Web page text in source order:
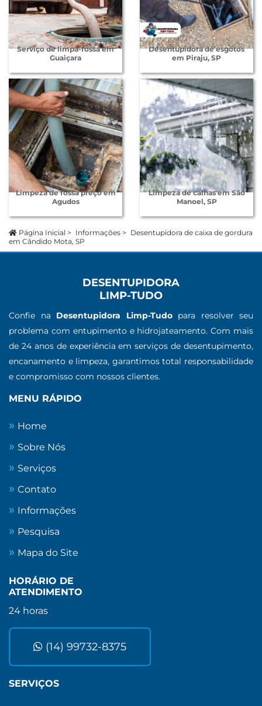
Serviço de limpa-fossa em
Guaiçara
Desentupidora de esgotos
em Piraju, SP
Limpeza de fossa preço em
Agudos
Limpeza de calhas em São
Manoel, SP
Página Inicial > Informações > Desentupidora de caixa de gordura
em Cândido Mota, SP
DESENTUPIDORA
LIMP-TUDO
Confie na Desentupidora Limp-Tudopara resolver seu
problema com entupimento e hidrojateamento. Com mais
de 24 anos de experiência em serviços de desentupimento,
encanamento e limpeza, garantimos total responsabilidade
e compromisso com nossos clientes.
MENU RÁPIDO
Home
Sobre Nós
Serviços
Contato
Informações
Pesquisa
Mapa do Site
HORÁRIO DE
ATENDIMENTO
24 horas
(14) 99732-8375
SERVIÇOS